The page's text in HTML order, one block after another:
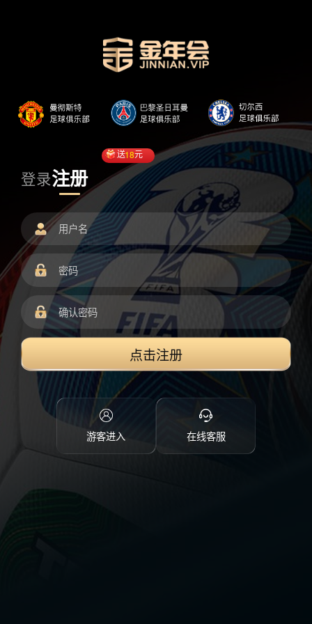
登录注册
送18元
点击注册
游客进入 在线客服